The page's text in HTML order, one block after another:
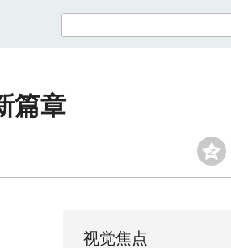
篇章
视觉焦点